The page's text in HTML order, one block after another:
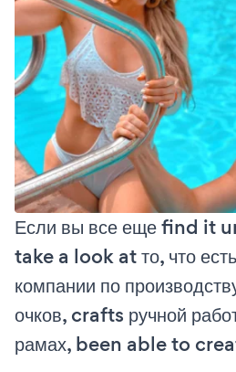
Если вы все еще find it
take a look at то, что
компании по
очков, crafts ручной
рамах, been able to